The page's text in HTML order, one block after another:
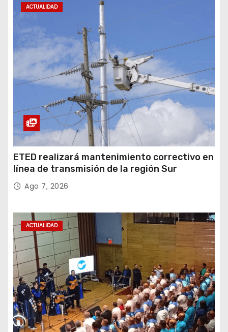
ACTUALIDAD
ETED realizará mantenimiento correctivo en
línea de transmisión de la región Sur
Ago 7, 2026
ACTUALIDAD